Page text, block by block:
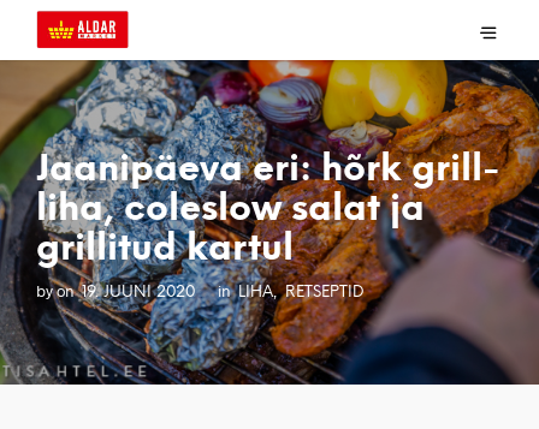
Jaanipäeva eri: hõrk grill-
liha, coleslow salat ja
grillitud kartul
byon 19. JUUNI 2020 in LIHA, RETSEPTID